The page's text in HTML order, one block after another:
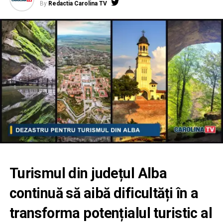
By Redactia Carolina TV
Turismul din județul Alba
continuă să aibă dificultăți în a
transforma potențialul turistic al